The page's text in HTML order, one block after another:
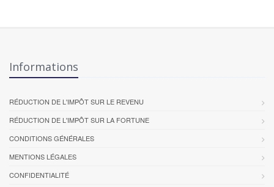
Informations
RÉDUCTION DE L'IMPÔT SUR LE REVENU
RÉDUCTION DE L'IMPÔT SUR LA FORTUNE
CONDITIONS GÉNÉRALES
MENTIONS LÉGALES
CONFIDENTIALITÉ